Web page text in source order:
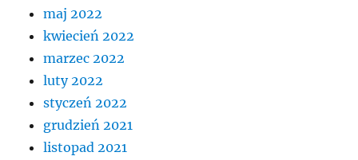
maj 2022
kwiecień 2022
marzec 2022
luty 2022
styczeń 2022
grudzień 2021
listopad 2021